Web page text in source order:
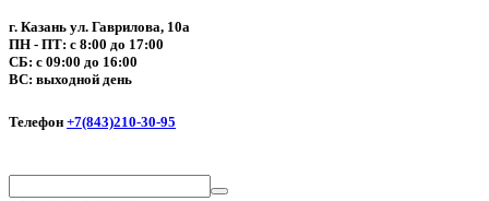
г. Казань ул. Гаврилова, 10а
ПН - ПТ: с 8:00 до 17:00
СБ: с 09:00 до 16:00
ВС: выходной день
Телефон +7(843)210-30-95